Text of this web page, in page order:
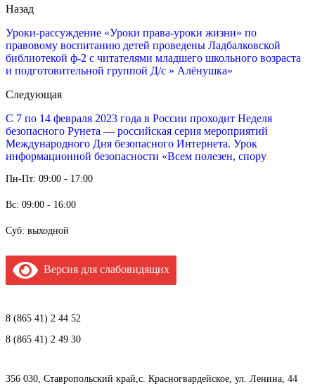
Назад
Уроки-рассуждение «Уроки права-уроки жизни» по
правовому воспитанию детей проведены Ладбалковской
библиотекой ф-2 с читателями младшего школьного возраста
и подготовительной группой Д/с » Алёнушка»
Следующая
С 7 по 14 февраля 2023 года в России проходит Неделя
безопасного Рунета — российская серия мероприятий
Международного Дня безопасного Интернета. Урок
информационной безопасности «Всем полезен, спору
Пн-Пт: 09:00 - 17:00
Вс: 09:00 - 16:00
Суб: выходной
Версия для слабовидящих
8 (865 41) 2 44 52
8 (865 41) 2 49 30
356 030, Ставропольский край,с. Красногвардейское, ул. Ленина, 44